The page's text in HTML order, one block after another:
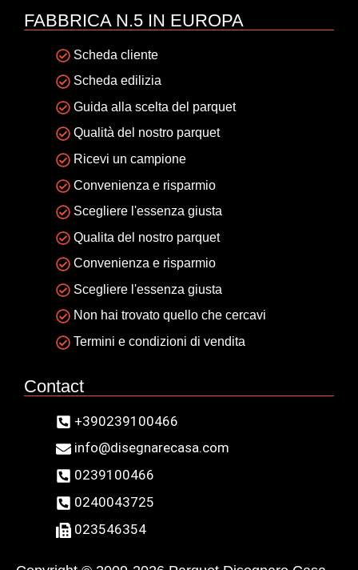
FABBRICA N.5 IN EUROPA
Scheda cliente
Scheda edilizia
Guida alla scelta del parquet
Qualità del nostro parquet
Ricevi un campione
Convenienza e risparmio
Scegliere l'essenza giusta
Qualita del nostro parquet
Convenienza e risparmio
Scegliere l'essenza giusta
Non hai trovato quello che cercavi
Termini e condizioni di vendita
Contact
+390239100466
info@disegnarecasa.com
0239100466
0240043725
023546354